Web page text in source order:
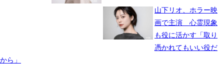
山下リオ、ホラー映
画で主演 心霊現象
も役に活かす「取り
憑かれてもいい役だ
から」